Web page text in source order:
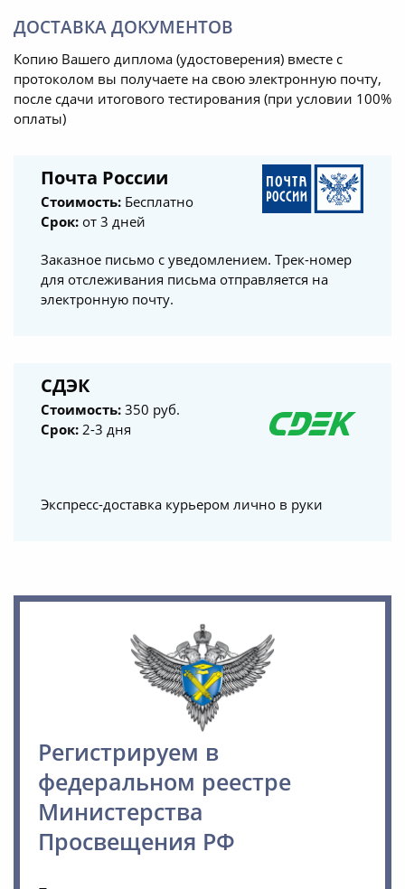
ДОСТАВКА ДОКУМЕНТОВ
Копию Вашего диплома (удостоверения) вместе с
протоколом вы получаете на свою электронную почту,
после сдачи итогового тестирования (при условии 100%
оплаты)
Почта России
Стоимость: Бесплатно
Срок: от 3 дней
Заказное письмо с уведомлением. Трек-номер
для отслеживания письма отправляется на
электронную почту.
СДЭК
Стоимость: 350 руб.
Срок: 2-3 дня
Экспресс-доставка курьером лично в руки
Регистрируем в
федеральном реестре
Министерства
Просвещения РФ